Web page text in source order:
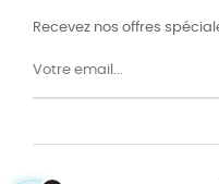
Recevez nos offres